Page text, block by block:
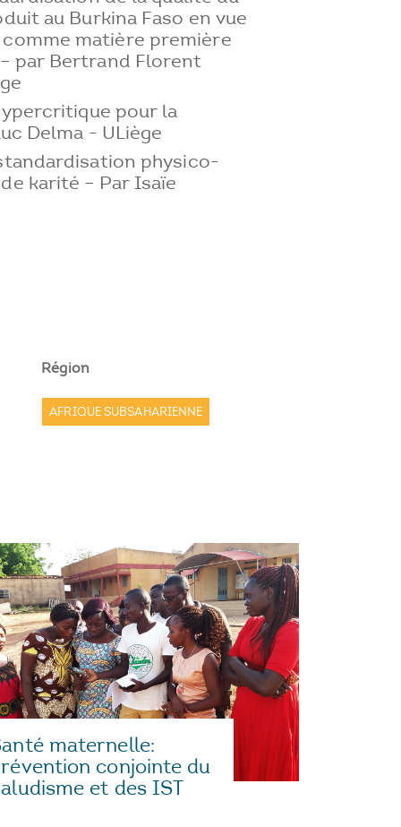
au Burkina Faso en vue
matière première
par Bertrand Florent
pour la
Delma - ULiège
physico-
karité – Par Isaïe
Région
AFRIQUE SUBSAHARIENNE
maternelle:
conjointe du
et des IST